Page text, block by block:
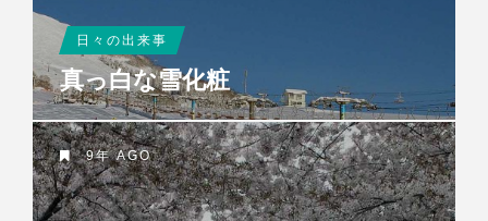
日々の出来事
真っ白な雪化粧
9年 AGO